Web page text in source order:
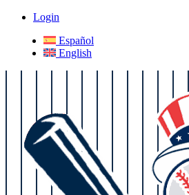
Login
Español
English